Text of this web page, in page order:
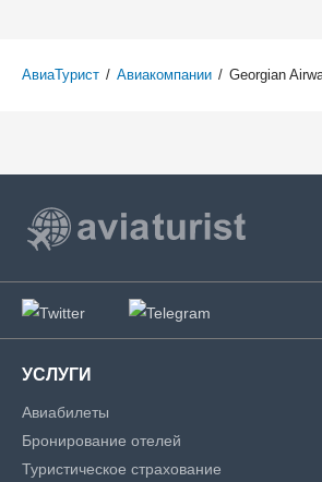
АвиаТурист / Авиакомпании / Georgian
УСЛУГИ
Авиабилеты
Бронирование отелей
Туристическое страхование